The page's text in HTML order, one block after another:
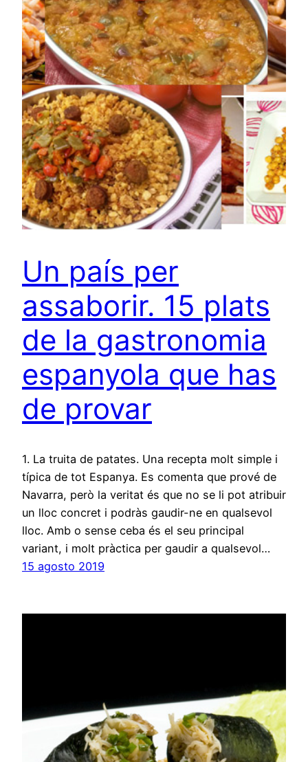
Un país per
assaborir. 15 plats
de la gastronomia
espanyola que has
de provar
1. La truita de patates. Una recepta molt simple i
típica de tot Espanya. Es comenta que prové de
Navarra, però la veritat és que no se li pot atribuir
un lloc concret i podràs gaudir-ne en qualsevol
lloc. Amb o sense ceba és el seu principal
variant, i molt pràctica per gaudir a qualsevol…
15 agosto 2019